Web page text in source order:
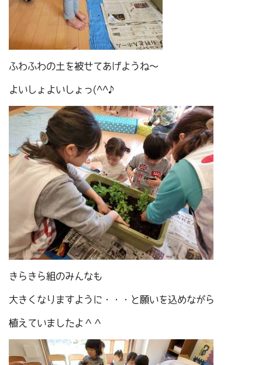
ふわふわの土を被せてあげようね～
よいしょよいしょっ(^^♪
きらきら組のみんなも
大きくなりますように・・・と願いを込めながら
植えていましたよ＾＾